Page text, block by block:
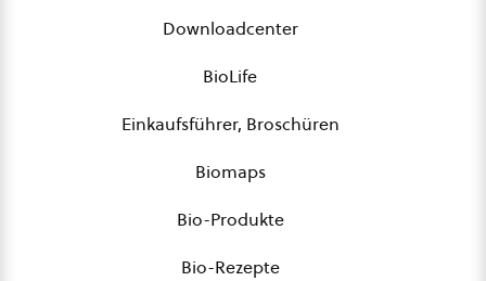
Downloadcenter
BioLife
Einkaufsführer, Broschüren
Biomaps
Bio-Produkte
Bio-Rezepte